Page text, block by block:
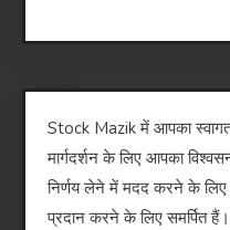
Stock Mazik में आपका स्वागत
मार्गदर्शन के लिए आपका
निर्णय लेने में मदद करने के
प्रदान करने के लिए समर्पित हैं।